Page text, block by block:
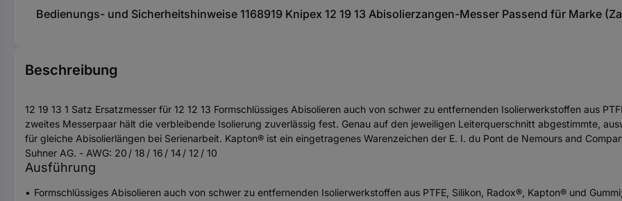
Bedienungs- und Sicherheitshinweise 1168919 Knipex 12 19 13 Abisolierzangen-Messer Passend für Marke
Beschreibung
12 19 13 1 Satz Ersatzmesser für 12 12 13 Formschlüssiges Abisolieren auch von schwer zu entfernenden Isolierwerkstoffen aus
zweites Messerpaar hält die verbleibende Isolierung zuverlässig fest. Genau auf den jeweiligen Leiterquerschnitt abgestimmte,
für gleiche Abisolierlängen bei Serienarbeit. Kapton® ist ein eingetragenes Warenzeichen der E. I. du Pont de Nemours and
Suhner AG. - AWG: 20 / 18 / 16 / 14 / 12 / 10
Ausführung
Formschlüssiges Abisolieren auch von schwer zu entfernenden Isolierwerkstoffen aus PTFE, Silikon, Radox®, Kapton® und